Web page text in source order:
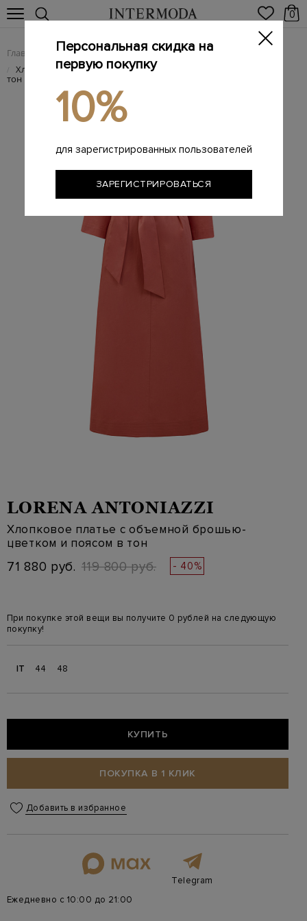
0
Главная Женщинам / SALE
/ Хлопковое платье с объемной брошью-цветком и поясом в
тон
LORENA ANTONIAZZI
Хлопковое платье с объемной брошью-
цветком и поясом в тон
71 880 руб. 119 800 руб. - 40%
При покупке этой вещи вы получите 0 рублей на следующую
покупку!
IT 44 48
КУПИТЬ
ПОКУПКА В 1 КЛИК
Добавить в избранное
Telegram
Ежедневно с 10:00 до 21:00
Персональная скидка на
первую покупку
10%
для зарегистрированных пользователей
ЗАРЕГИСТРИРОВАТЬСЯ